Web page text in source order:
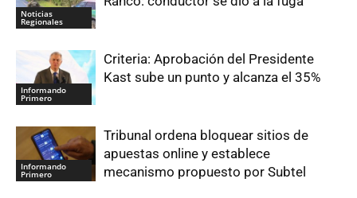
Noticias
Regionales
Informando
Primero
Criteria: Aprobación del Presidente
Kast sube un punto y alcanza el 35%
Informando
Primero
Tribunal ordena bloquear sitios de
apuestas online y establece
mecanismo propuesto por Subtel